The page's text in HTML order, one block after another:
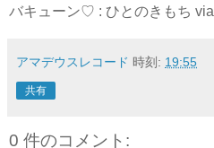
バキューン♡ : ひとのきもち via
アマデウスレコード 時刻: 19:55
共有
0 件のコメント: